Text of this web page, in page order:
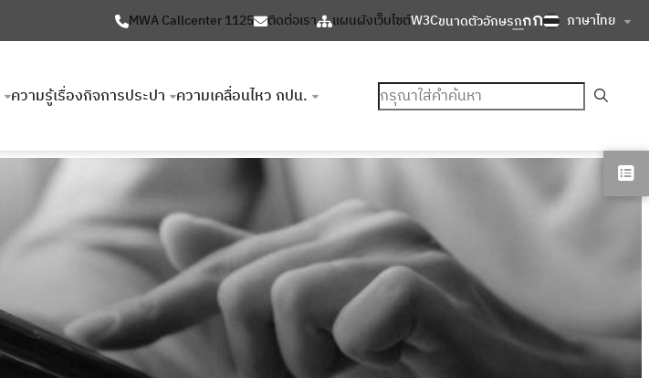
MWA Callcenter 1125 ติดต่อเรา แผนผังเว็บไซต์W3Cขนาดตัวอักษรกกก ภาษาไทย
ความรู้เรื่องกิจการประปา ความเคลื่อนไหว กปน. ค้นหา